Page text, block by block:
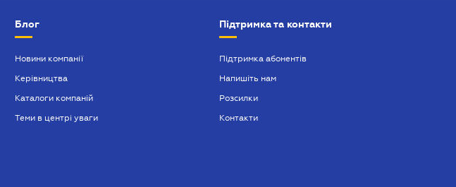
Блог
Новини компанії
Керівництва
Каталоги компаній
Теми в центрі уваги
Підтримка та контакти
Підтримка абонентів
Напишіть нам
Розсилки
Контакти